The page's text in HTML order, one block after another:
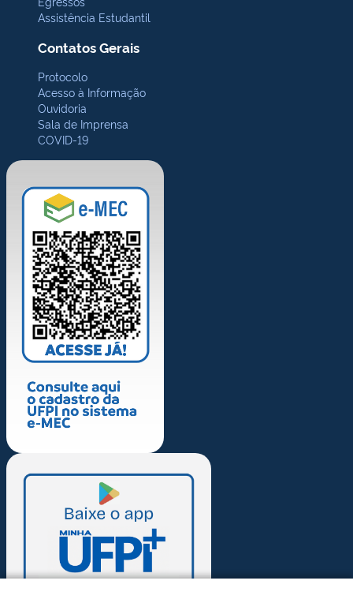
Assistência Estudantil
Contatos Gerais
Protocolo
Acesso à Informação
Ouvidoria
Sala de Imprensa
COVID-19